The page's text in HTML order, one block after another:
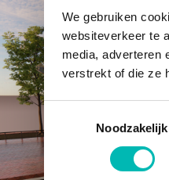
We gebruiken
websiteverkeer te
media, adverteren
verstrekt of die ze
Toestemmingsselectie
Noodzakelijk